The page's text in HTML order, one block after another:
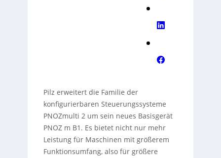
Pilz erweitert die Familie der
konfigurierbaren Steuerungssysteme
PNOZmulti 2 um sein neues Basisgerät
PNOZ m B1. Es bietet nicht nur mehr
Leistung für Maschinen mit größerem
Funktionsumfang, also für größere